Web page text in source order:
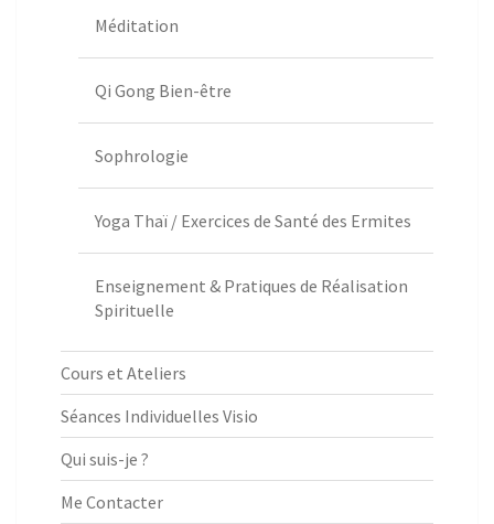
Méditation
Qi Gong Bien-être
Sophrologie
Yoga Thaï / Exercices de Santé des Ermites
Enseignement & Pratiques de Réalisation
Spirituelle
Cours et Ateliers
Séances Individuelles Visio
Qui suis-je ?
Me Contacter